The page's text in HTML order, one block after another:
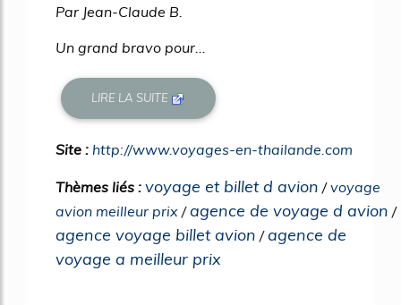
Par Jean-Claude B.
Un grand bravo pour...
LIRE LA SUITE
Site : http://www.voyages-en-thailande.com
Thèmes liés : voyage et billet d avion /voyage
avion meilleur prix /agence de voyage d avion /
agence voyage billet avion /agence de
voyage a meilleur prix